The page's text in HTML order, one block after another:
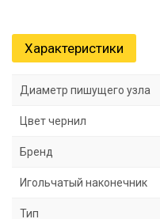
Характеристики
Диаметр пишущего узла
Цвет чернил
Бренд
Игольчатый наконечник
Тип